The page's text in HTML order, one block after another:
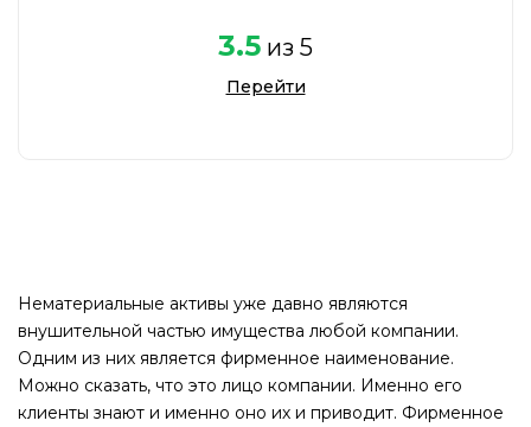
3.5 из 5
Перейти
Нематериальные активы уже давно являются
внушительной частью имущества любой компании.
Одним из них является фирменное наименование.
Можно сказать, что это лицо компании. Именно его
клиенты знают и именно оно их и приводит. Фирменное